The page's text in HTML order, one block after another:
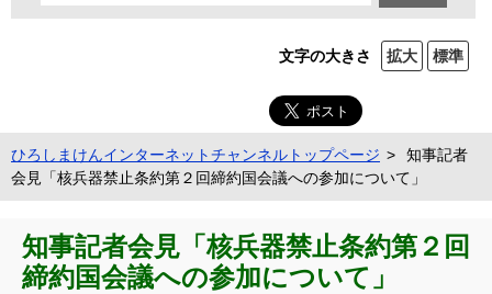
文字の大きさ 拡大 標準
ひろしまけんインターネットチャンネルトップページ
知事記者
会見「核兵器禁止条約第２回締約国会議への参加について」
知事記者会見「核兵器禁止条約第２回
締約国会議への参加について」